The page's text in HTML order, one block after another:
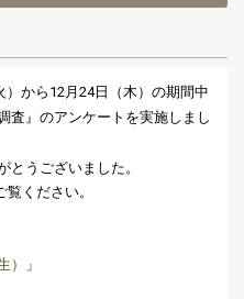
から12月24日（木）の期間中
査』のアンケートを実施しまし
とうございました。
ください。
）
」